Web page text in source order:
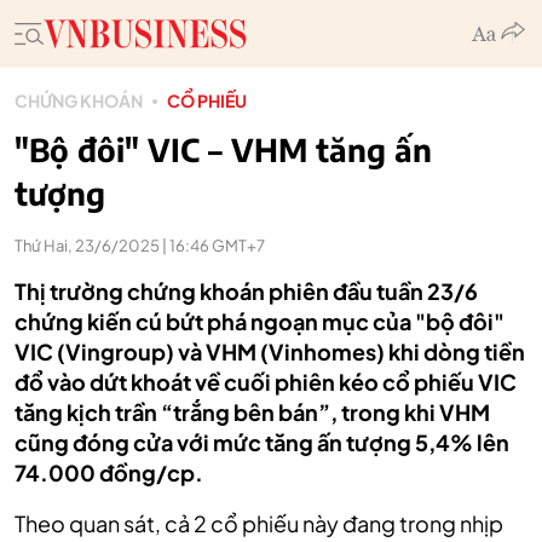
CHỨNG KHOÁN CỔ PHIẾU
"Bộ đôi" VIC – VHM tăng ấn
tượng
Thứ Hai, 23/6/2025 | 16:46 GMT+7
Thị trường chứng khoán phiên đầu tuần 23/6
chứng kiến cú bứt phá ngoạn mục của "bộ đôi"
VIC (Vingroup) và VHM (Vinhomes) khi dòng tiền
đổ vào dứt khoát về cuối phiên kéo cổ phiếu VIC
tăng kịch trần “trắng bên bán”, trong khi VHM
cũng đóng cửa với mức tăng ấn tượng 5,4% lên
74.000 đồng/cp.
Theo quan sát, cả 2 cổ phiếu này đang trong nhịp